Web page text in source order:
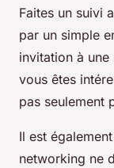
Faites un suivi
par un simple
invitation à
vous êtes
pas seulement
Il est
networking ne